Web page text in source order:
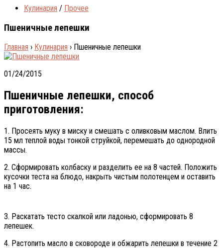
Кулинария / Прочее
Пшеничные лепешки
Главная › Кулинария › Пшеничные лепешки
01/24/2015
Пшеничные лепешки, способ
приготовления:
1. Просеять муку в миску и смешать с оливковым маслом. Влить
15 мл теплой воды тонкой струйкой, перемешать до однородной
массы.
2. Сформировать колбаску и разделить ее на 8 частей. Положить
кусочки теста на блюдо, накрыть чистым полотенцем и оставить
на 1 час.
3. Раскатать тесто скалкой или ладонью, сформировать 8
лепешек.
4. Растопить масло в сковороде и обжарить лепешки в течение 2